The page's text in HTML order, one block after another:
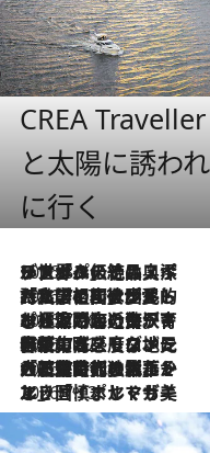
CREA
と太陽に誘わ
に行く
2026.8.8
リスボンの絶品スイーツ「パステル・デ・ナタ」とは？ポルトガル伝統の奥深い世界へ
2026.7.27
「私の祖国はポルトガル語です」国民的詩人フェルナンド・ペソアと、彼が愛した文学の街を歩く
2026.7.26
ポルトガル近海が育む極上の海の幸。キリリと冷えた白ワインと愉しむ、シーフード専門店の贅沢
2026.7.22
伝統の味をモダンに昇華。高感度な地元客が集う、リスボンの最旬ガストロノミー
2026.7.21
大航海時代の栄華から、震災、独裁、そして革命へ。ポルトガル・首都リスボンの石畳に刻まれた「歴史の光と影」
2026.7.13
エッセイ・ヤマザキマリ「慎ましくも美しき国 ポルトガル」